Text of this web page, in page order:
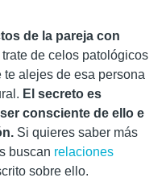
de la pareja con
de celos patológicos
alejes de esa persona
El secreto es
consciente de ello e
Si quieres saber más
buscan relaciones
sobre ello.